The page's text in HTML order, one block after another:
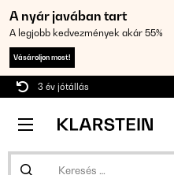
A nyár javában tart
A legjobb kedvezmények akár 55%
Vásároljon most!
3 év jótállás